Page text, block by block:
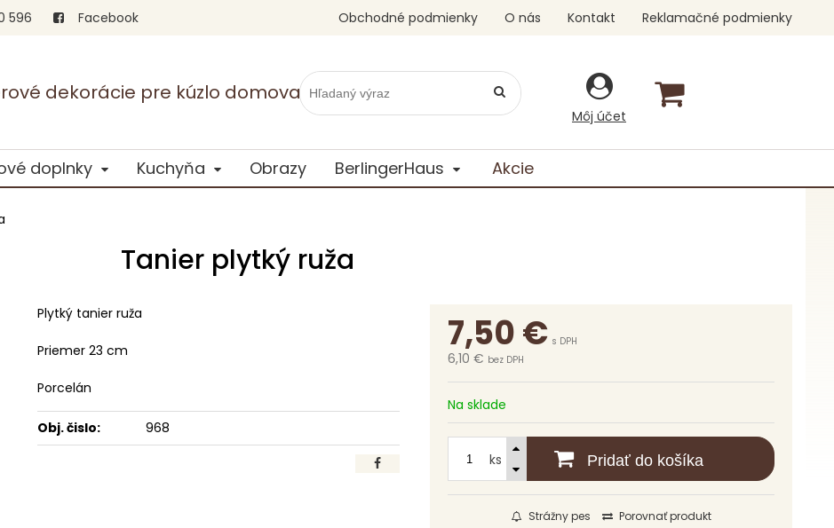
dekorácie pre kúzlo domova
596 Facebook
Môj účet
Obchodné podmienky O nás Kontakt Reklamačné podmienky
doplnky Kuchyňa Obrazy BerlingerHaus Akcie
Tanier plytký ruža
7,50€ s DPH
6,10 € bez DPH
Na sklade
ks Pridať do košíka
Strážny pes
Porovnať produkt
Plytký tanier ruža
Priemer 23 cm
Porcelán
Obj. čislo: 968